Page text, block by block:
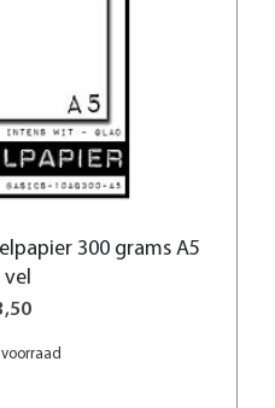
300 grams A5
vel